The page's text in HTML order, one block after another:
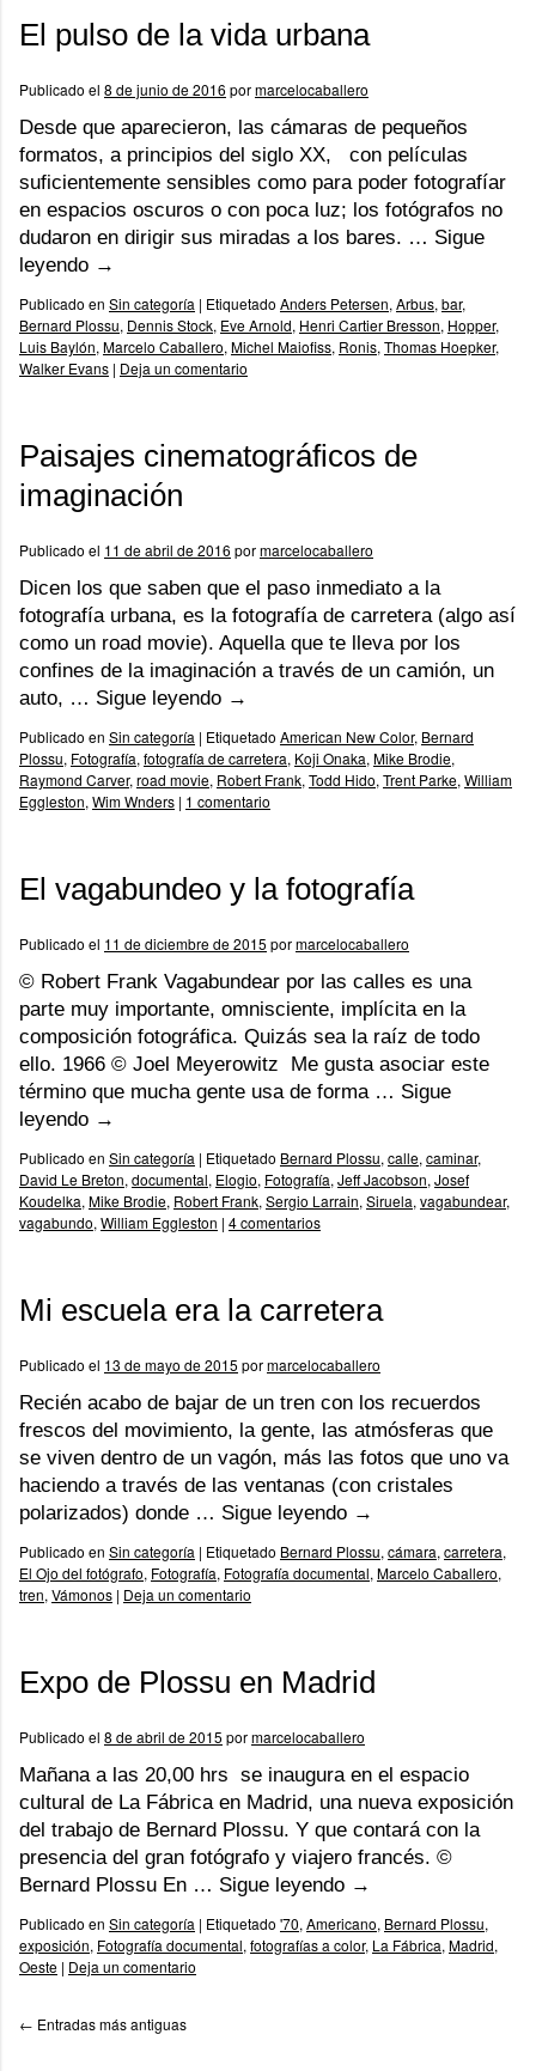
El pulso de la vida urbana
Publicado el 8 de junio de 2016 pormarcelocaballero
Desde que aparecieron, las cámaras de pequeños
formatos, a principios del siglo XX, con películas
suficientemente sensibles como para poder fotografíar
en espacios oscuros o con poca luz; los fotógrafos no
dudaron en dirigir sus miradas a los bares. … Sigue
leyendo →
Publicado en Sin categoría | Etiquetado Anders Petersen, Arbus, bar,
Bernard Plossu, Dennis Stock, Eve Arnold, Henri Cartier Bresson, Hopper,
Luis Baylón, Marcelo Caballero, Michel Maiofiss, Ronis, Thomas Hoepker,
Walker Evans | Deja un comentario
Paisajes cinematográficos de
imaginación
Publicado el 11 de abril de 2016 pormarcelocaballero
Dicen los que saben que el paso inmediato a la
fotografía urbana, es la fotografía de carretera (algo así
como un road movie). Aquella que te lleva por los
confines de la imaginación a través de un camión, un
auto, … Sigue leyendo →
Publicado en Sin categoría | Etiquetado American New Color, Bernard
Plossu, Fotografía, fotografía de carretera, Koji Onaka, Mike Brodie,
Raymond Carver, road movie, Robert Frank, Todd Hido, Trent Parke, William
Eggleston, Wim Wnders | 1 comentario
El vagabundeo y la fotografía
Publicado el 11 de diciembre de 2015 pormarcelocaballero
© Robert Frank Vagabundear por las calles es una
parte muy importante, omnisciente, implícita en la
composición fotográfica. Quizás sea la raíz de todo
ello. 1966 © Joel Meyerowitz Me gusta asociar este
término que mucha gente usa de forma … Sigue
leyendo →
Publicado en Sin categoría | Etiquetado Bernard Plossu, calle, caminar,
David Le Breton, documental, Elogio, Fotografía, Jeff Jacobson, Josef
Koudelka, Mike Brodie, Robert Frank, Sergio Larrain, Siruela, vagabundear,
vagabundo, William Eggleston | 4 comentarios
Mi escuela era la carretera
Publicado el 13 de mayo de 2015 pormarcelocaballero
Recién acabo de bajar de un tren con los recuerdos
frescos del movimiento, la gente, las atmósferas que
se viven dentro de un vagón, más las fotos que uno va
haciendo a través de las ventanas (con cristales
polarizados) donde … Sigue leyendo →
Publicado en Sin categoría | Etiquetado Bernard Plossu, cámara, carretera,
El Ojo del fotógrafo, Fotografía, Fotografía documental, Marcelo Caballero,
tren, Vámonos | Deja un comentario
Expo de Plossu en Madrid
Publicado el 8 de abril de 2015 pormarcelocaballero
Mañana a las 20,00 hrs se inaugura en el espacio
cultural de La Fábrica en Madrid, una nueva exposición
del trabajo de Bernard Plossu. Y que contará con la
presencia del gran fotógrafo y viajero francés. ©
Bernard Plossu En … Sigue leyendo →
Publicado en Sin categoría | Etiquetado '70, Americano, Bernard Plossu,
exposición, Fotografía documental, fotografías a color, La Fábrica, Madrid,
Oeste | Deja un comentario
← Entradas más antiguas